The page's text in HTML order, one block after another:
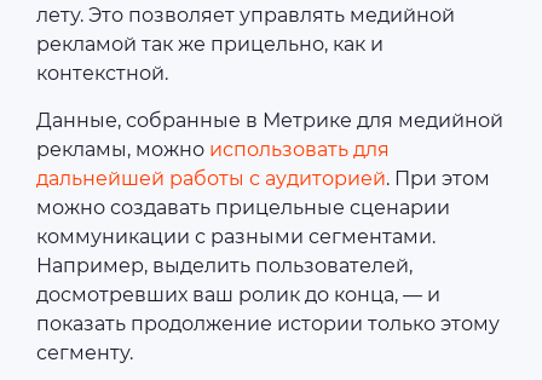
лету. Это позволяет управлять медийной
рекламой так же прицельно, как и
контекстной.
Данные, собранные в Метрике для медийной
рекламы, можно использовать для
дальнейшей работы с аудиторией. При этом
можно создавать прицельные сценарии
коммуникации с разными сегментами.
Например, выделить пользователей,
досмотревших ваш ролик до конца, — и
показать продолжение истории только этому
сегменту.